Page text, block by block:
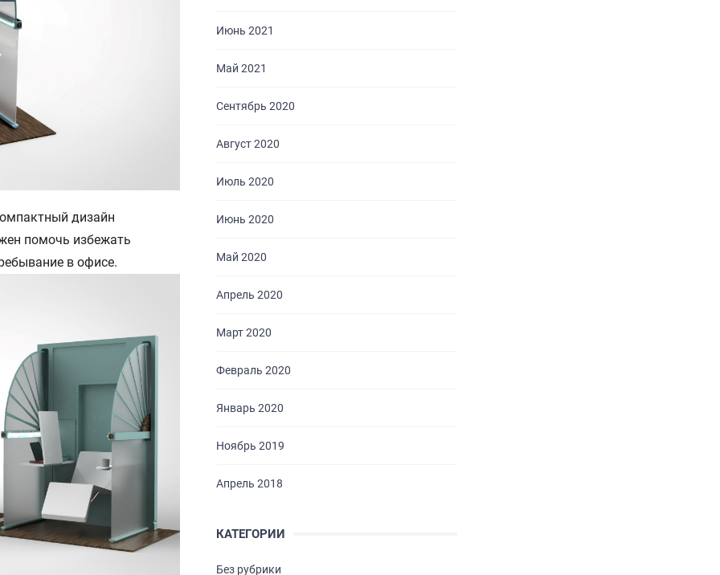
дизайн
помочь избежать
в офисе.
Июнь 2021
Май 2021
Сентябрь 2020
Август 2020
Июль 2020
Июнь 2020
Май 2020
Апрель 2020
Март 2020
Февраль 2020
Январь 2020
Ноябрь 2019
Апрель 2018
КАТЕГОРИИ
Без рубрики
ГЛАВНАЯ
О НАС
УСЛУГИ
ПОРТФОЛИО
БРИФЫ